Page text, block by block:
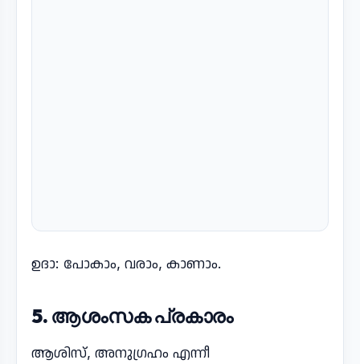
ഉദാ: പോകാം, വരാം, കാണാം.
5. ആശംസക പ്രകാരം
ആശിസ്, അനുഗ്രഹം എന്നീ